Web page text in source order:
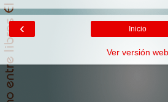
‹ Inicio
Ver versión web